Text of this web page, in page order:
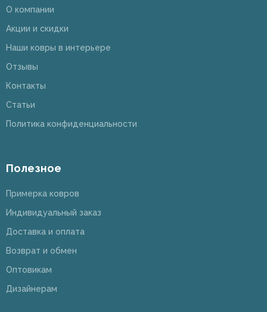
О компании
Акции и скидки
Наши ковры в интерьере
Отзывы
Контакты
Статьи
Политика конфиденциальности
Полезное
Примерка ковров
Индивидуальный заказ
Доставка и оплата
Возврат и обмен
Оптовикам
Дизайнерам